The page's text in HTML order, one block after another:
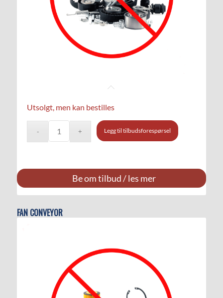
Utsolgt, men kan bestilles
Legg til tilbudsforespørsel
Be om tilbud / les mer
FAN CONVEYOR